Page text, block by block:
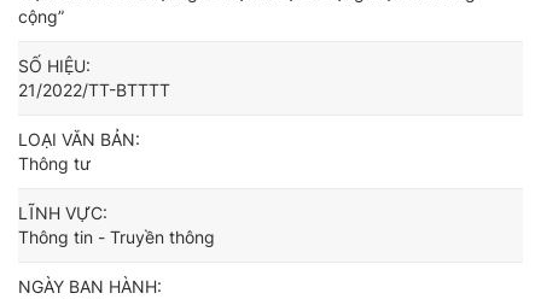
cộng”
SỐ HIỆU:
21/2022/TT-BTTTT
LOẠI VĂN BẢN:
Thông tư
LĨNH VỰC:
Thông tin - Truyền thông
NGÀY BAN HÀNH: